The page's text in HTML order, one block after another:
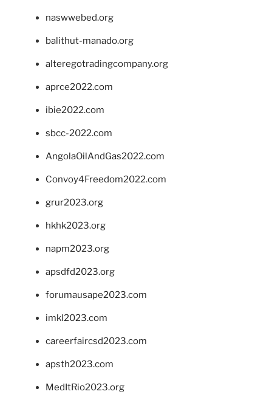
naswwebed.org
balithut-manado.org
alteregotradingcompany.org
aprce2022.com
ibie2022.com
sbcc-2022.com
AngolaOilAndGas2022.com
Convoy4Freedom2022.com
grur2023.org
hkhk2023.org
napm2023.org
apsdfd2023.org
forumausape2023.com
imkl2023.com
careerfaircsd2023.com
apsth2023.com
MedItRio2023.org